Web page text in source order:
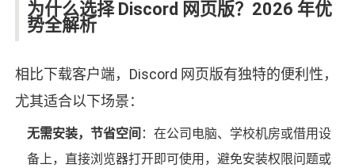
为什么选择 Discord 网页版？2026 年优
势全解析
相比下载客户端，Discord 网页版有独特的便利性，
尤其适合以下场景：
无需安装，节省空间 ：在公司电脑、学校机房或借用设
备上，直接浏览器打开即可使用，避免安装权限问题或